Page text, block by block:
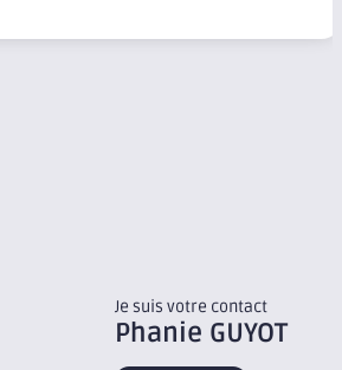
Je suis votre contact
Phanie GUYOT